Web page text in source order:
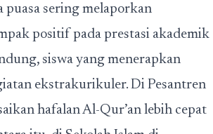
puasa sering melaporkan
positif pada prestasi akademik
siswa yang menerapkan
ekstrakurikuler. Di Pesantren
hafalan Al-Qur’an lebih cepat